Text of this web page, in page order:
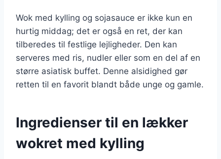
Wok med kylling og sojasauce er ikke kun en
hurtig middag; det er også en ret, der kan
tilberedes til festlige lejligheder. Den kan
serveres med ris, nudler eller som en del af en
større asiatisk buffet. Denne alsidighed gør
retten til en favorit blandt både unge og gamle.
Ingredienser til en lækker
wokret med kylling